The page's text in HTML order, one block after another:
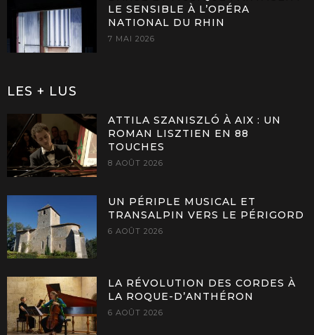
LE SENSIBLE À L’OPÉRA
NATIONAL DU RHIN
7 MAI 2026
LES + LUS
ATTILA SZANISZLÓ À AIX : UN
ROMAN LISZTIEN EN 88
TOUCHES
8 AOÛT 2026
UN PÉRIPLE MUSICAL ET
TRANSALPIN VERS LE PÉRIGORD
6 AOÛT 2026
LA RÉVOLUTION DES CORDES À
LA ROQUE-D’ANTHÉRON
6 AOÛT 2026